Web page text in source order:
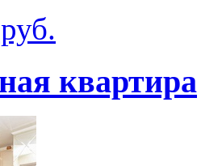
квартира